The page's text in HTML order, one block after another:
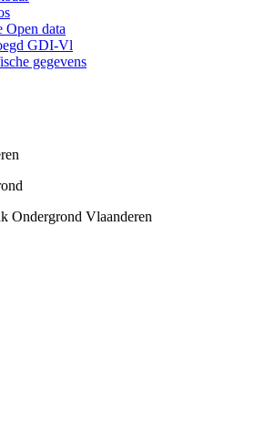
Open data
GDI-Vl
gegevens
Ondergrond Vlaanderen